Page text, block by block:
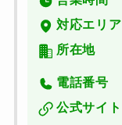
対応エリア
所在地
電話番号
公式サイト